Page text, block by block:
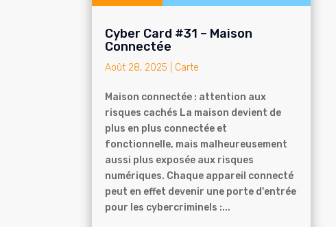
Cyber Card #31 – Maison
Connectée
Août 28, 2025 Carte
Maison connectée : attention aux
risques cachés La maison devient de
plus en plus connectée et
fonctionnelle, mais malheureusement
aussi plus exposée aux risques
numériques. Chaque appareil connecté
peut en effet devenir une porte d'entrée
pour les cybercriminels :...